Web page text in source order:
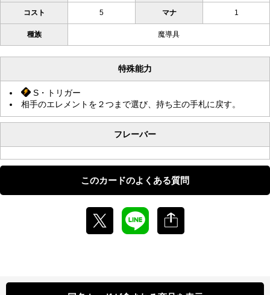
コスト 5 マナ 1
種族 魔導具
特殊能力
S・トリガー
相手のエレメントを２つまで選び、持ち主の手札に戻す。
フレーバー
このカードのよくある質問